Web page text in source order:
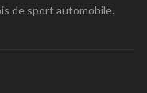
de sport automobile.